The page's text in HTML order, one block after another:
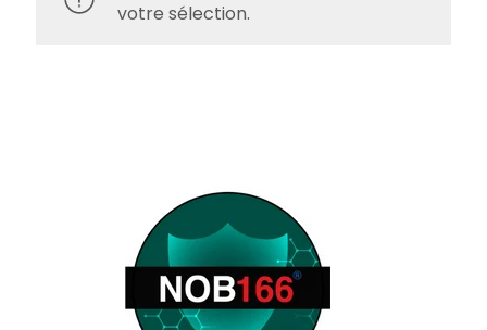
votre sélection.